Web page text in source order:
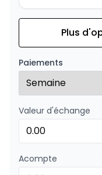
Financement sur
0.00 $ d'acompte
Financement sur
Financement sur
0.00 $ d'acompte
Plus
Paiements
Valeur d'échange
Acompte